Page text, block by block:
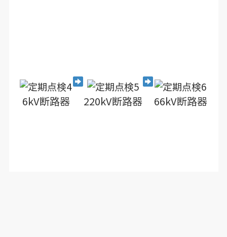
6kV断路器 220kV断路器 66kV断路器